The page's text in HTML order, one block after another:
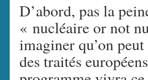
D’abord, pas la
« nucléaire or not
imaginer qu’on
des traités